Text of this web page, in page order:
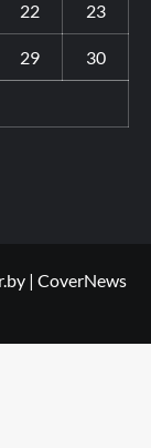
22 23
29 30
| CoverNews